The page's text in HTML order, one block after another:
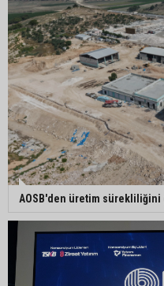
MHP
Adanalı
kaybetti
Adanalı
gidiyor
⁠AOSB'den üretim sürekliliğini